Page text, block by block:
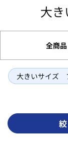
大
全商品
大きいサイズ